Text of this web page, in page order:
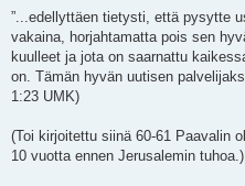
”...edellyttäen tietysti, että pysytte
vakaina, horjahtamatta pois sen
kuulleet ja jota on saarnattu
on. Tämän hyvän uutisen
1:23 UMK)
(Toi kirjoitettu siinä 60-61 Paavalin
10 vuotta ennen Jerusalemin tuhoa.)